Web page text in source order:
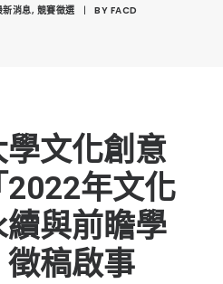
新消息, 競賽徵選 | BY FACD
學文化創意
年文化
與前瞻學
稿啟事